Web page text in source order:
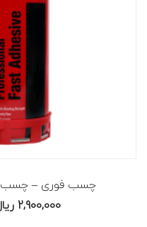
چسب فوری – چسب 123 اوستافیکس Ustafix
2,900,000